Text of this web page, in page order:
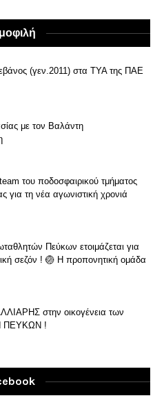
(γεν.2011) στα ΤΥΑ της ΠΑΕ
με τον Βαλάντη
του ποδοσφαιρικού τμήματος
για τη νέα αγωνιστική χρονιά
Πεύκων ετοιμάζεται για
σεζόν ! 🏐 Η προπονητική ομάδα
στην οικογένεια των
ΠΕΥΚΩΝ !